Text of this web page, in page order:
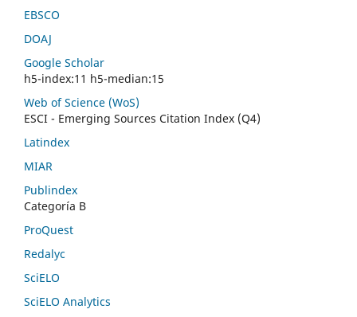
EBSCO
DOAJ
Google Scholar
h5-index:11 h5-median:15
Web of Science (WoS)
ESCI - Emerging Sources Citation Index (Q4)
Latindex
MIAR
Publindex
Categoría B
ProQuest
Redalyc
SciELO
SciELO Analytics